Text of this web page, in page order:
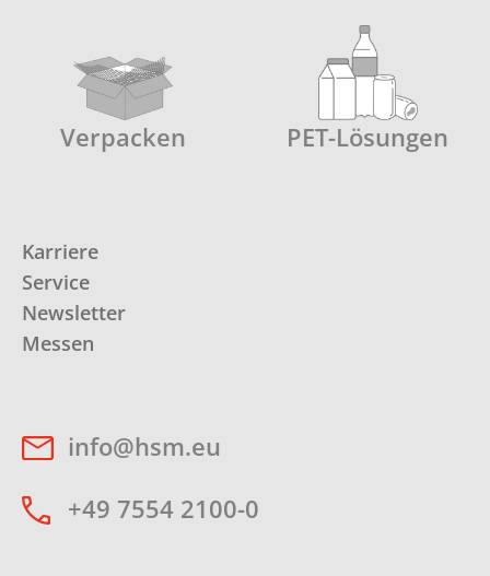
Verpacken PET-Lösungen
Karriere
Service
Newsletter
Messen
info@hsm.eu
+49 7554 2100-0